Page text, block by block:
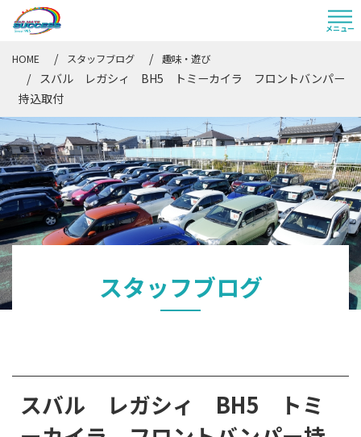
HOME スタッフブログ 趣味・遊び
スバル レガシィ BH5 トミーカイラ フロントバンパー
持込取付
スタッフブログ
スバル レガシィ BH5 トミ